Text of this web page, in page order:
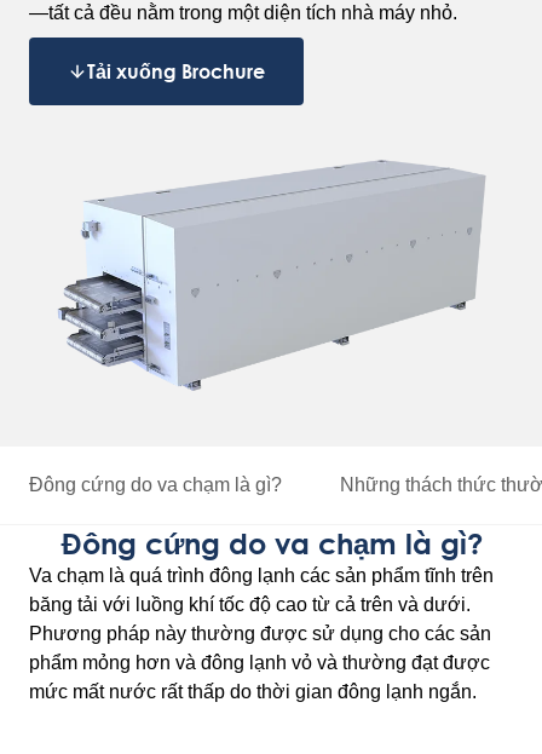
—tất cả đều nằm trong một diện tích nhà máy nhỏ.
Tải xuống Brochure
Đông cứng do va chạm là gì? Những thách thức
Đông cứng do va chạm là gì?
Va chạm là quá trình đông lạnh các sản phẩm tĩnh trên
băng tải với luồng khí tốc độ cao từ cả trên và dưới.
Phương pháp này thường được sử dụng cho các sản
phẩm mỏng hơn và đông lạnh vỏ và thường đạt được
mức mất nước rất thấp do thời gian đông lạnh ngắn.